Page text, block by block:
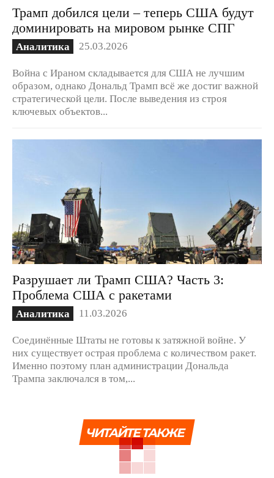
Трамп добился цели – теперь США будут
доминировать на мировом рынке СПГ
Аналитика 25.03.2026
Война с Ираном складывается для США не лучшим
образом, однако Дональд Трамп всё же достиг важной
стратегической цели. После выведения из строя
ключевых объектов...
Разрушает ли Трамп США? Часть 3:
Проблема США с ракетами
Аналитика 11.03.2026
Соединённые Штаты не готовы к затяжной войне. У
них существует острая проблема с количеством ракет.
Именно поэтому план администрации Дональда
Трампа заключался в том,...
ЧИТАЙТЕ ТАКЖЕ